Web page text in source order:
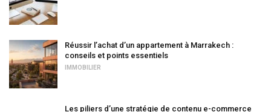
Réussir l’achat d’un appartement à Marrakech :
conseils et points essentiels
IMMOBILIER
Les piliers d’une stratégie de contenu e-commerce